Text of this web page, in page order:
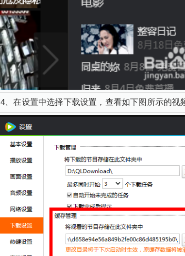
4、在设置中选择下载设置，查看如下图所示的